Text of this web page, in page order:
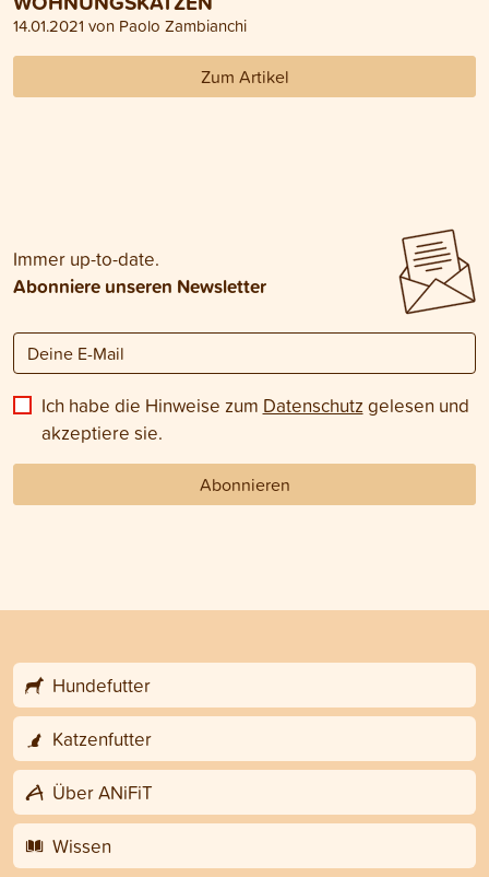
14.01.2021 von Paolo Zambianchi
Zum Artikel
Immer up-to-date.
Abonniere unseren Newsletter
Ich habe die Hinweise zum Datenschutz gelesen und
akzeptiere sie.
Abonnieren
Hundefutter
Katzenfutter
Über ANiFiT
Wissen